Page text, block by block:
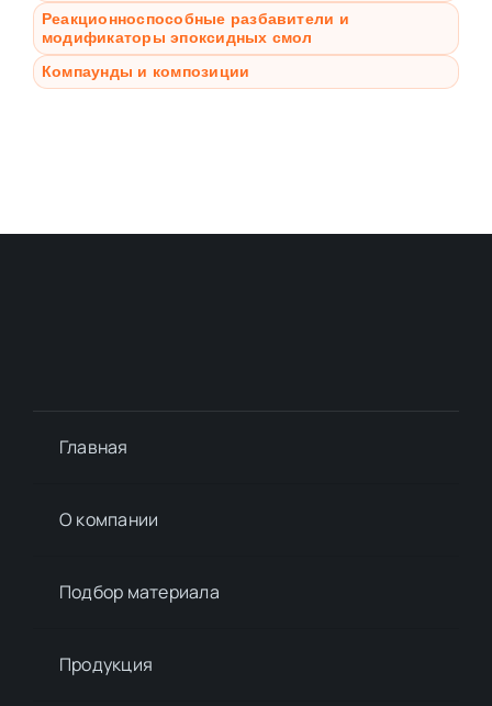
Реакционноспособные разбавители и
модификаторы эпоксидных смол
Компаунды и композиции
Главная
О компании
Подбор материалa
Продукция